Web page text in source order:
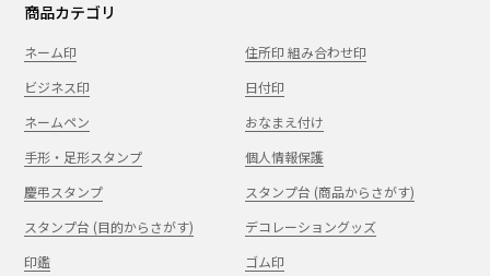
商品カテゴリ
ネーム印
住所印 組み合わせ印
ビジネス印
日付印
ネームペン
おなまえ付け
手形・足形スタンプ
個人情報保護
慶弔スタンプ
スタンプ台 (商品からさがす)
スタンプ台 (目的からさがす)
デコレーショングッズ
印鑑
ゴム印